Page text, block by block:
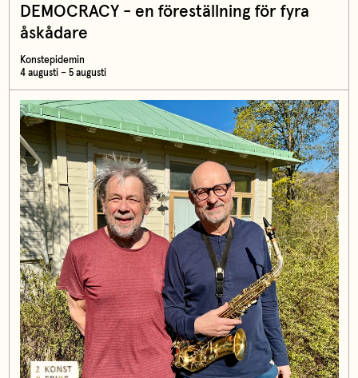
DEMOCRACY - en föreställning för fyra
åskådare
Konstepidemin
4 augusti – 5 augusti